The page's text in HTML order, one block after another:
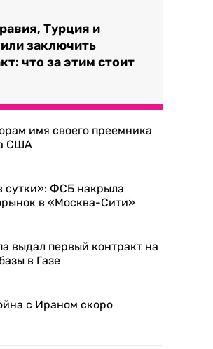
Турция и
заключить
что за этим стоит
имя своего преемника
США
сутки»: ФСБ накрыла
в «Москва-Сити»
выдал первый контракт на
в Газе
с Ираном скоро